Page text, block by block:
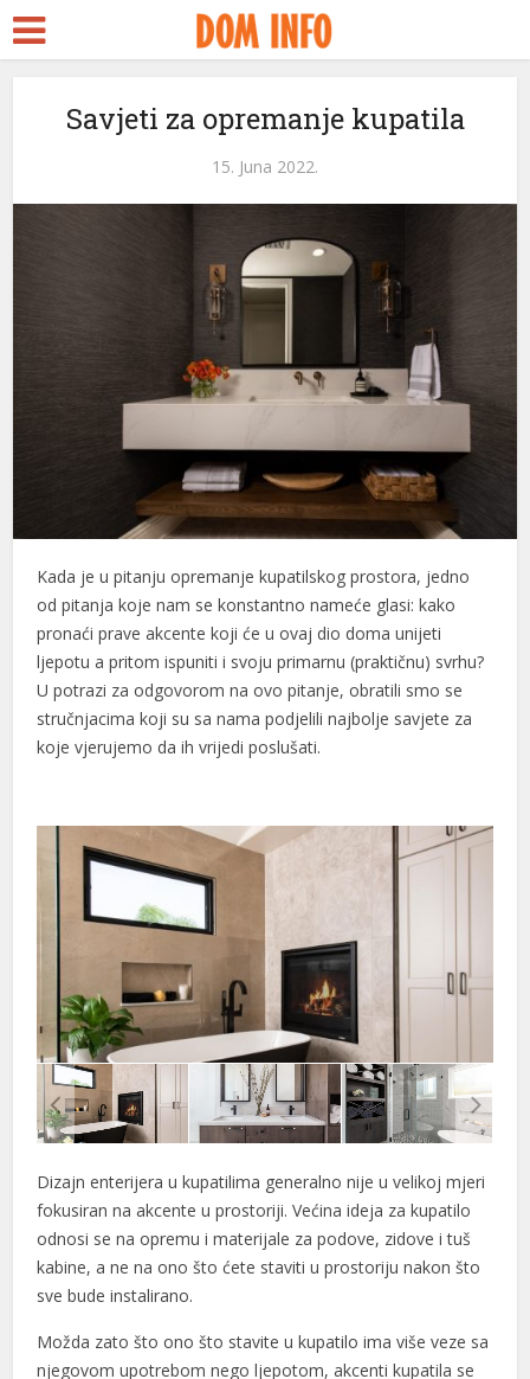
Savjeti za opremanje kupatila
15. Juna 2022.
Kada je u pitanju opremanje kupatilskog prostora, jedno
od pitanja koje nam se konstantno nameće glasi: kako
pronaći prave akcente koji će u ovaj dio doma unijeti
ljepotu a pritom ispuniti i svoju primarnu (praktičnu) svrhu?
U potrazi za odgovorom na ovo pitanje, obratili smo se
stručnjacima koji su sa nama podjelili najbolje savjete za
koje vjerujemo da ih vrijedi poslušati.
Dizajn enterijera u kupatilima generalno nije u velikoj mjeri
fokusiran na akcente u prostoriji. Većina ideja za kupatilo
odnosi se na opremu i materijale za podove, zidove i tuš
kabine, a ne na ono što ćete staviti u prostoriju nakon što
sve bude instalirano.
Možda zato što ono što stavite u kupatilo ima više veze sa
njegovom upotrebom nego ljepotom, akcenti kupatila se